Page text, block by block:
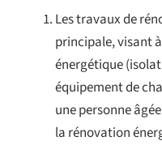
Les travaux de
principale, visant
énergétique
équipement de
une personne
la rénovation